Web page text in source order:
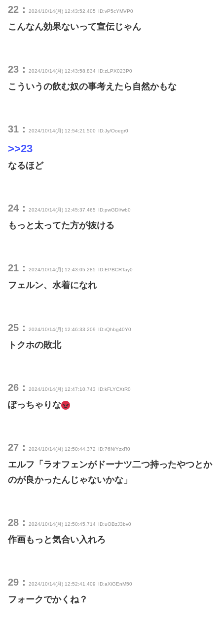
22： 2024/10/14(月) 12:43:52.405 ID:vP5cYMVP0
こんなん効果ないって宣伝じゃん
23： 2024/10/14(月) 12:43:58.834 ID:zLPX023P0
こういうの飲む奴の事考えたら自然かもな
31： 2024/10/14(月) 12:54:21.500 ID:Jy/Ooegr0
>>23
なるほど
24： 2024/10/14(月) 12:45:37.465 ID:pwGDI/wb0
もっと太ってた方が抜ける
21： 2024/10/14(月) 12:43:05.285 ID:EPBCRTay0
フェルン、水着になれ
25： 2024/10/14(月) 12:46:33.209 ID:rQhbg40Y0
トクホの敗北
26： 2024/10/14(月) 12:47:10.743 ID:kFLYCXtR0
ぽっちゃりな
27： 2024/10/14(月) 12:50:44.372 ID:76N/YzxR0
エルフ「ラオフェンがドーナツ二つ持ったやつとか
のが良かったんじゃないかな」
28： 2024/10/14(月) 12:50:45.714 ID:uOBzJ3bv0
作画もっと気合い入れろ
29： 2024/10/14(月) 12:52:41.409 ID:aXiGEnM50
フォークでかくね？